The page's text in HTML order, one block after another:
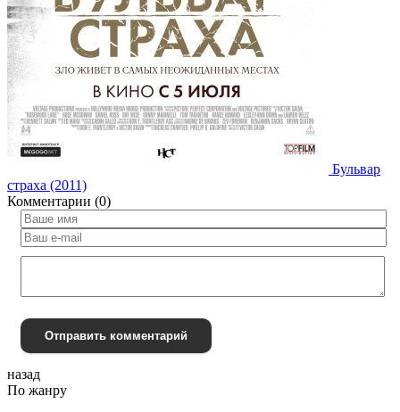
Бульвар
страха (2011)
Комментарии (0)
Отправить комментарий
назад
По жанру